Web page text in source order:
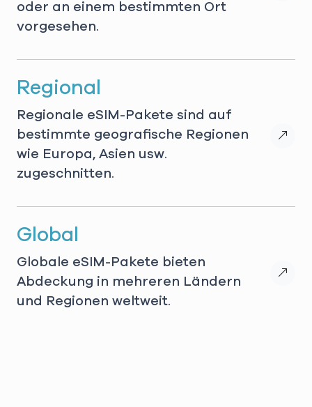
oder an einem bestimmten Ort
vorgesehen.
Regional
Regionale eSIM-Pakete sind auf
bestimmte geografische Regionen
wie Europa, Asien usw.
zugeschnitten.
Global
Globale eSIM-Pakete bieten
Abdeckung in mehreren Ländern
und Regionen weltweit.